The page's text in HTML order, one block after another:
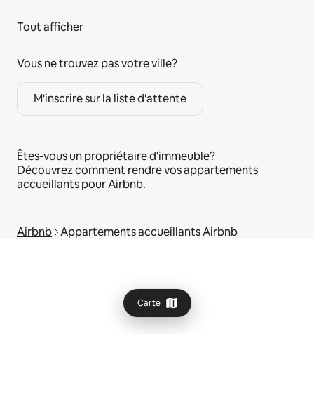
Carte
Tout afficher
Vous ne trouvez pas votre ville?
M'inscrire sur la liste d'attente
Êtes-vous un propriétaire d'immeuble?
Découvrez comment rendre vos appartements
accueillants pour Airbnb.
Airbnb Appartements accueillants Airbnb